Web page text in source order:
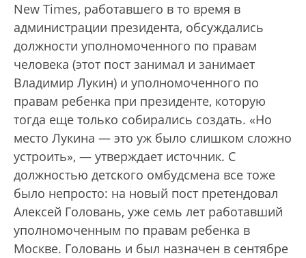
New Times, работавшего в то время в
администрации президента, обсуждались
должности уполномоченного по правам
человека (этот пост занимал и занимает
Владимир Лукин) и уполномоченного по
правам ребенка при президенте, которую
тогда еще только собирались создать. «Но
место Лукина — это уж было слишком сложно
устроить», — утверждает источник. С
должностью детского омбудсмена все тоже
было непросто: на новый пост претендовал
Алексей Головань, уже семь лет работавший
уполномоченным по правам ребенка в
Москве. Головань и был назначен в сентябре